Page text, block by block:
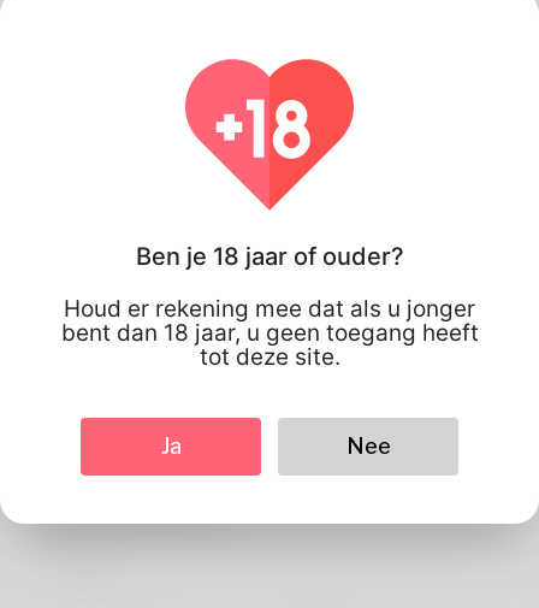
Ben je 18 jaar of ouder?
Houd er rekening mee dat als u jonger
bent dan 18 jaar, u geen toegang heeft
tot deze site.
Ja Nee
João lima
Profielinformatie